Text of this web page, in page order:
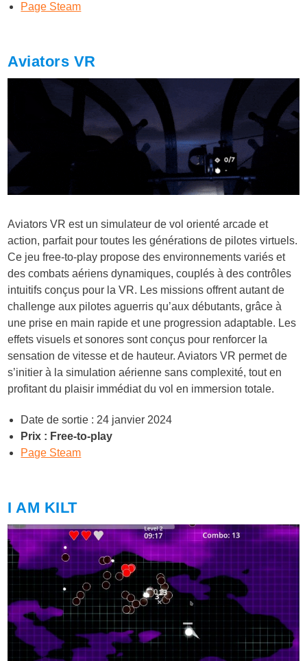
Page Steam
Aviators VR
Aviators VR est un simulateur de vol orienté arcade et
action, parfait pour toutes les générations de pilotes virtuels.
Ce jeu free-to-play propose des environnements variés et
des combats aériens dynamiques, couplés à des contrôles
intuitifs conçus pour la VR. Les missions offrent autant de
challenge aux pilotes aguerris qu’aux débutants, grâce à
une prise en main rapide et une progression adaptable. Les
effets visuels et sonores sont conçus pour renforcer la
sensation de vitesse et de hauteur. Aviators VR permet de
s’initier à la simulation aérienne sans complexité, tout en
profitant du plaisir immédiat du vol en immersion totale.
Date de sortie : 24 janvier 2024
Prix : Free-to-play
Page Steam
I AM KILT